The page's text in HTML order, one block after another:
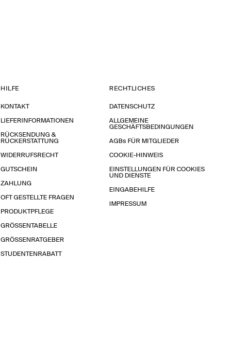
HILFE
KONTAKT
LIEFERINFORMATIONEN
RÜCKSENDUNG &
RÜCKERSTATTUNG
WIDERRUFSRECHT
GUTSCHEIN
ZAHLUNG
OFT GESTELLTE FRAGEN
PRODUKTPFLEGE
GRÖSSENTABELLE
GRÖSSENRATGEBER
STUDENTENRABATT
RECHTLICHES
DATENSCHUTZ
ALLGEMEINE
GESCHÄFTSBEDINGUNGEN
AGBs FÜR MITGLIEDER
COOKIE-HINWEIS
EINSTELLUNGEN FÜR COOKIES
UND DIENSTE
EINGABEHILFE
IMPRESSUM